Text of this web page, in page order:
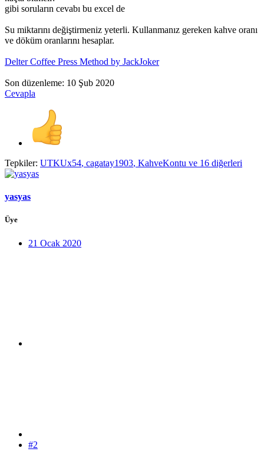
gibi soruların cevabı bu excel de
Su miktarını değiştirmeniz yeterli. Kullanmanız gereken kahve oranı
ve döküm oranlarını hesaplar.
Delter Coffee Press Method by JackJoker
Son düzenleme: 10 Şub 2020
Cevapla
Tepkiler: UTKUx54, cagatay1903, KahveKontu ve 16 diğerleri
yasyas
Üye
21 Ocak 2020
#2